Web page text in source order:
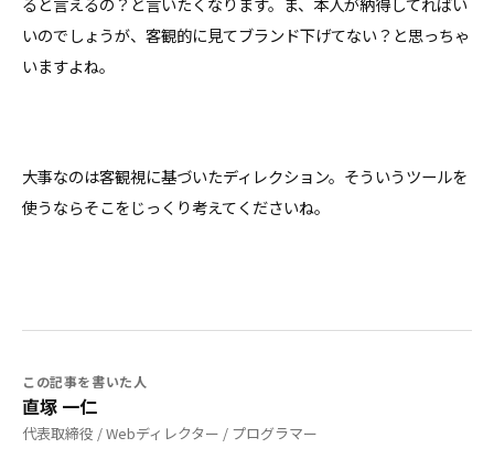
いのでしょうが、客観的に見てブランド下げてない？と思っちゃ
いますよね。
大事なのは客観視に基づいたディレクション。そういうツールを
使うならそこをじっくり考えてくださいね。
この記事を書いた人
直塚 一仁
代表取締役 / Webディレクター / プログラマー